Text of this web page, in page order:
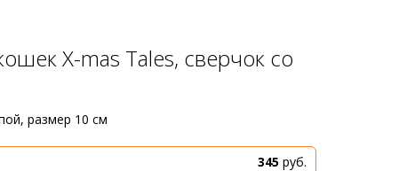
X-mas Tales, сверчок со
размер 10 см
345 руб.